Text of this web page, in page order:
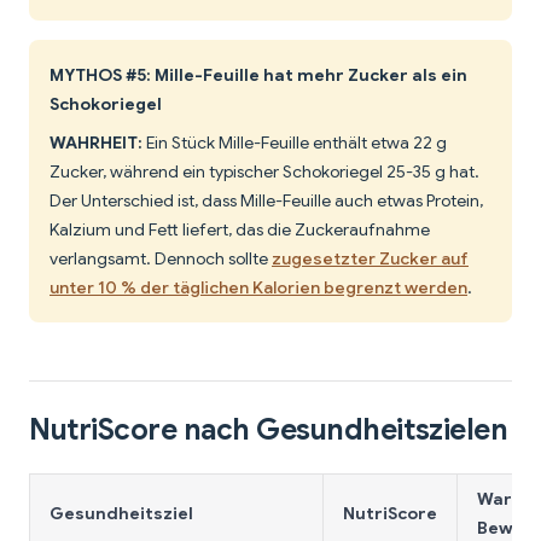
MYTHOS #5: Mille-Feuille hat mehr Zucker als ein
Schokoriegel
WAHRHEIT: Ein Stück Mille-Feuille enthält etwa 22 g
Zucker, während ein typischer Schokoriegel 25-35 g hat.
Der Unterschied ist, dass Mille-Feuille auch etwas Protein,
Kalzium und Fett liefert, das die Zuckeraufnahme
verlangsamt. Dennoch sollte zugesetzter Zucker auf
unter 10 % der täglichen Kalorien begrenzt werden.
NutriScore nach Gesundheitszielen
Gesundheitsziel NutriScore